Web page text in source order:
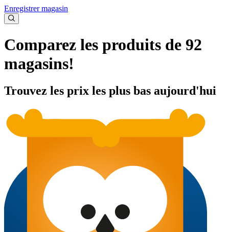
Enregistrer magasin
Comparez les produits de 92
magasins!
Trouvez les prix les plus bas aujourd'hui